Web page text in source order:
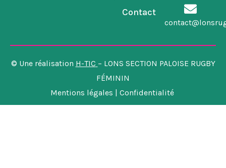
Contact
© Une réalisation H-TIC – LONS SECTION PALOISE RUGBY
FÉMININ
Mentions légales | Confidentialité